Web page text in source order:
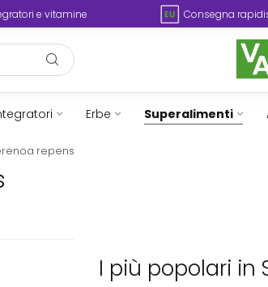
e vitamine Consegna
Erbe Superalimenti
repens
I più popolari in